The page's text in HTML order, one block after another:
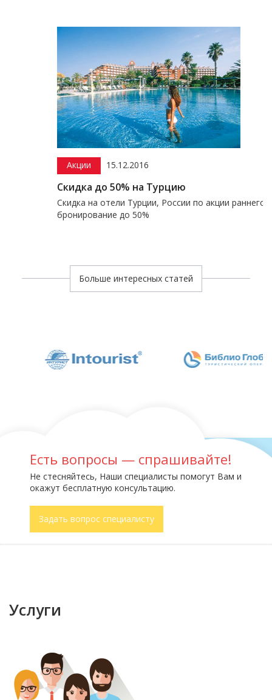
15.12.2016
Скидка до 50% на Турцию
Скидка на отели Турции, России по акции раннего
бронирование до 50%
Больше интересных статей
Есть вопросы — спрашивайте!
Не стесняйтесь, Наши специалисты помогут Вам и
окажут бесплатную консультацию.
Задать вопрос специалисту
Услуги